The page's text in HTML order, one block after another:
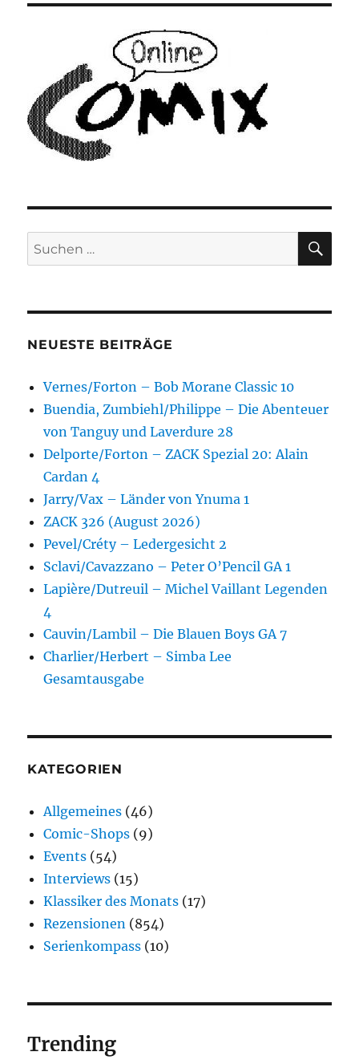
Suchen
nach:
NEUESTE BEITRÄGE
Vernes/Forton – Bob Morane Classic 10
Buendia, Zumbiehl/Philippe – Die Abenteuer
von Tanguy und Laverdure 28
Delporte/Forton – ZACK Spezial 20: Alain
Cardan 4
Jarry/Vax – Länder von Ynuma 1
ZACK 326 (August 2026)
Pevel/Créty – Ledergesicht 2
Sclavi/Cavazzano – Peter O’Pencil GA 1
Lapière/Dutreuil – Michel Vaillant Legenden
4
Cauvin/Lambil – Die Blauen Boys GA 7
Charlier/Herbert – Simba Lee
Gesamtausgabe
KATEGORIEN
Allgemeines (46)
Comic-Shops (9)
Events (54)
Interviews (15)
Klassiker des Monats (17)
Rezensionen (854)
Serienkompass (10)
Trending